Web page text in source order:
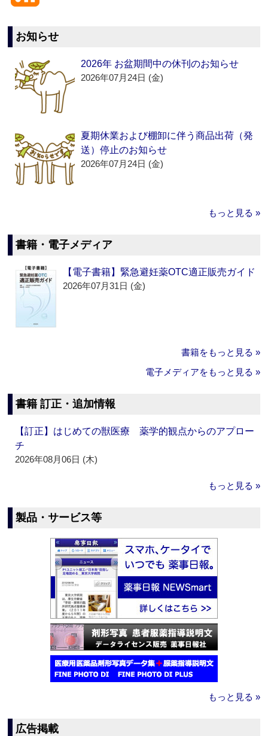
お知らせ
2026年 お盆期間中の休刊のお知らせ
2026年07月24日 (金)
夏期休業および棚卸に伴う商品出荷（発
送）停止のお知らせ
2026年07月24日 (金)
もっと見る »
書籍・電子メディア
【電子書籍】緊急避妊薬OTC適正販売ガイド
2026年07月31日 (金)
書籍をもっと見る »
電子メディアをもっと見る »
書籍 訂正・追加情報
【訂正】はじめての獣医療 薬学的観点からのアプロー
チ
2026年08月06日 (木)
もっと見る »
製品・サービス等
もっと見る »
広告掲載